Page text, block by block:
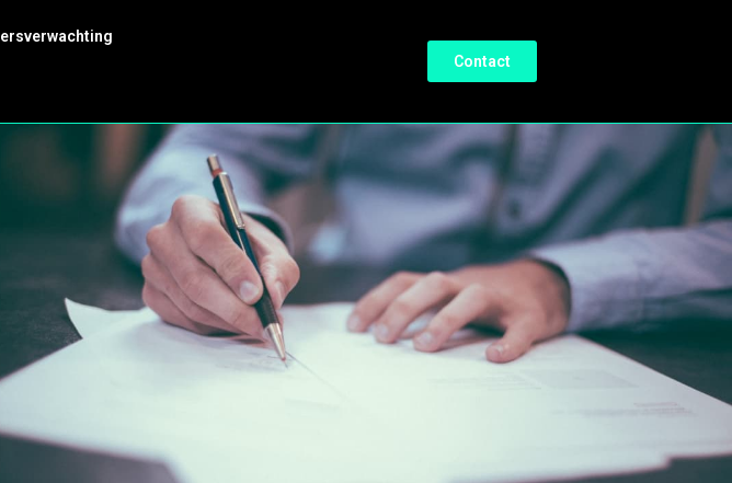
Contact